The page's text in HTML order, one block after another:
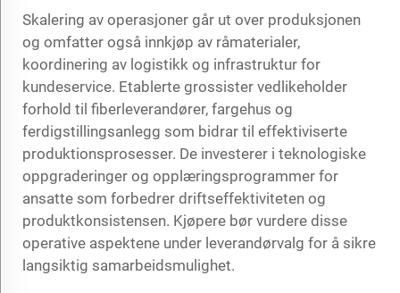
Skalering av operasjoner går ut over produksjonen
og omfatter også innkjøp av råmaterialer,
koordinering av logistikk og infrastruktur for
kundeservice. Etablerte grossister vedlikeholder
forhold til fiberleverandører, fargehus og
ferdigstillingsanlegg som bidrar til effektiviserte
produktionsprosesser. De investerer i teknologiske
oppgraderinger og opplæringsprogrammer for
ansatte som forbedrer driftseffektiviteten og
produktkonsistensen. Kjøpere bør vurdere disse
operative aspektene under leverandørvalg for å sikre
langsiktig samarbeidsmulighet.